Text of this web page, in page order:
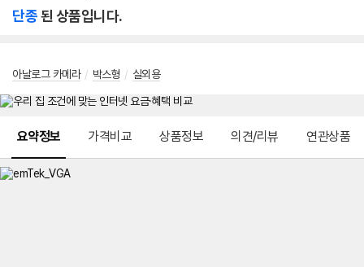
단종된 상품입니다.
아날로그 카메라 / 박스형 / 실외용
요약정보 가격비교 상품정보 의견/리뷰 연관상품